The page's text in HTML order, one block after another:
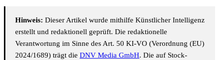
Hinweis: Dieser Artikel wurde mithilfe Künstlicher Intelligenz
erstellt und redaktionell geprüft. Die redaktionelle
Verantwortung im Sinne des Art. 50 KI-VO (Verordnung (EU)
2024/1689) trägt die DNV Media GmbH. Die auf Stock-